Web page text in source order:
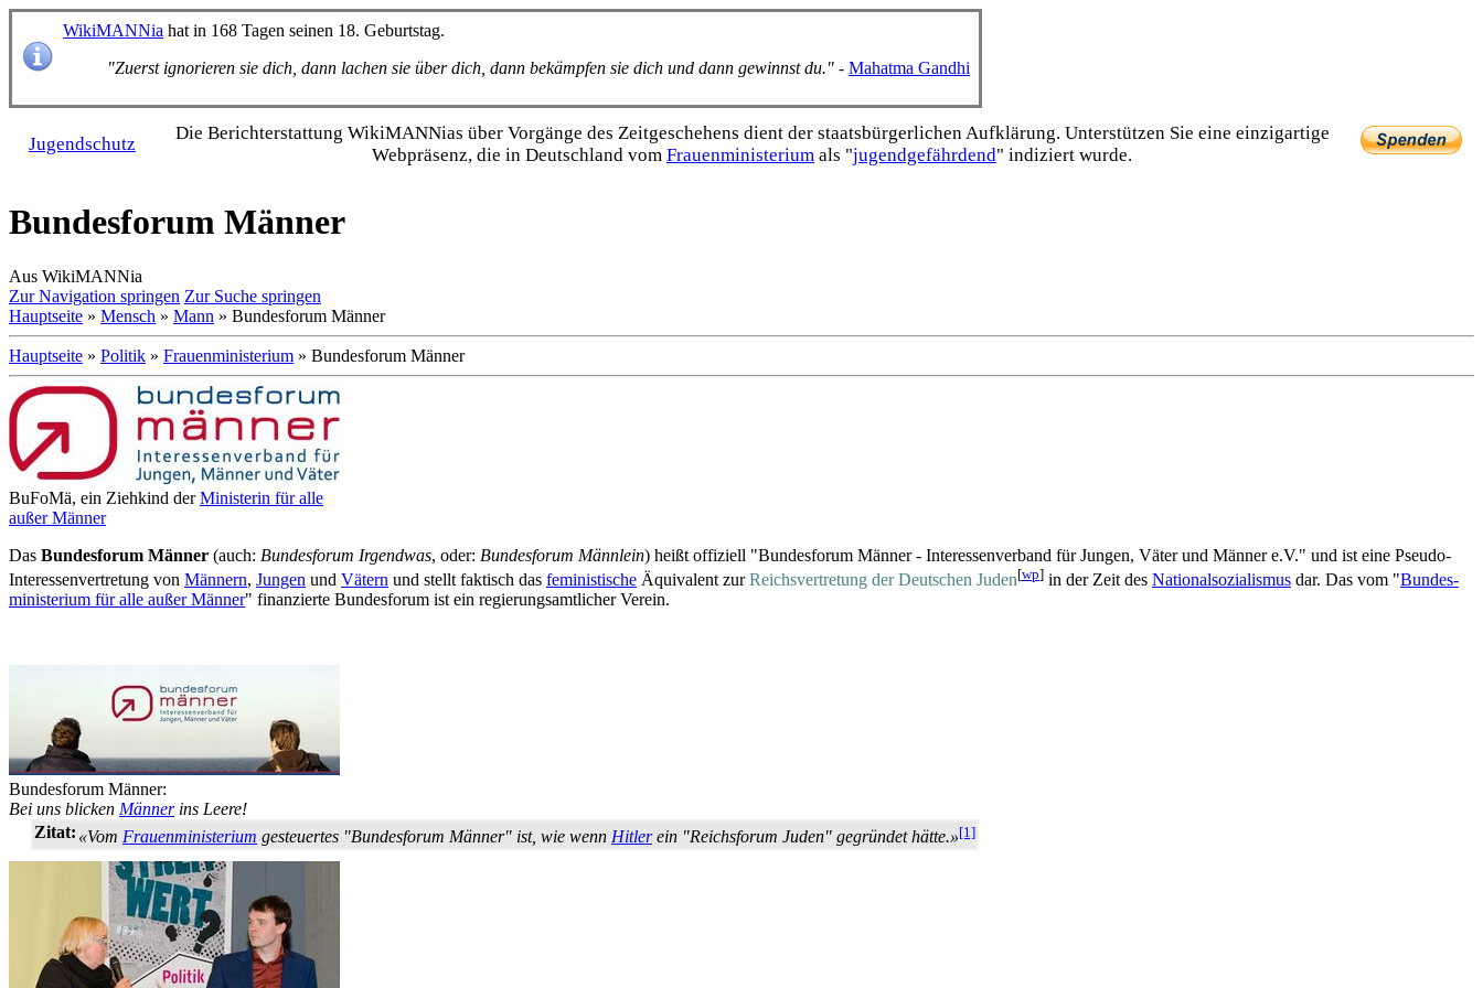
WikiMANNia hat in 168 Tagen seinen 18. Geburtstag.
"Zuerst ignorieren sie dich, dann lachen sie über dich, dann bekämpfen sie dich und dann gewinnst du." - Mahatma Gandhi
Jugendschutz
Die Bericht­erstattung WikiMANNias über Vorgänge des Zeitgeschehens dient der staats­bürgerlichen Aufklärung. Unterstützen Sie eine einzig­artige
Webpräsenz, die in Deutschland vom Frauen­ministerium als "jugend­gefährdend" indiziert wurde.
Bundesforum Männer
Aus WikiMANNia
Zur Navigation springen Zur Suche springen
Hauptseite » Mensch » Mann » Bundesforum Männer
Hauptseite » Politik » Frauenministerium » Bundesforum Männer
BuFoMä, ein Ziehkind derMinisterin für alle
außer Männer
Das Bundesforum Männer (auch: Bundesforum Irgendwas, oder: Bundesforum Männlein) heißt offiziell "Bundesforum Männer - Interessen­verband für Jungen, Väter und Männer e.V." und ist eine Pseudo-
Interessen­vertretung von Männern, Jungen und Vätern und stellt faktisch das feministische Äquivalent zurReichsvertretung der Deutschen Juden[wp] in der Zeit des Nationalsozialismus dar. Das vom "Bundes­
ministerium für alle außer Männer" finanzierte Bundesforum ist ein regierungs­amtlicher Verein.
Bundesforum Männer:
Bei uns blicken Männerins Leere!
Zitat: «Vom Frauenministerium gesteuertes "Bundesforum Männer" ist, wie wenn Hitlerein "Reichsforum Juden" gegründet hätte.»[1]